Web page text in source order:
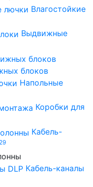
Влагостойкие
Выдвижные
блоков
Напольные
Коробки для
Кабель-
Кабель-каналы